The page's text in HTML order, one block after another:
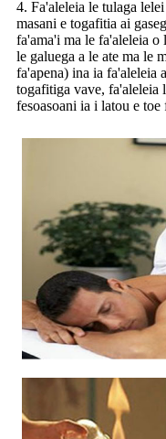
4. Fa'aleleia le tulaga
masani e togafitia ai
fa'ama'i ma le fa'aleleia o
le galuega a le ate ma le
fa'apena) ina ia fa'aleleia
togafitiga vave, fa'aleleia
fesoasoani ia i latou e